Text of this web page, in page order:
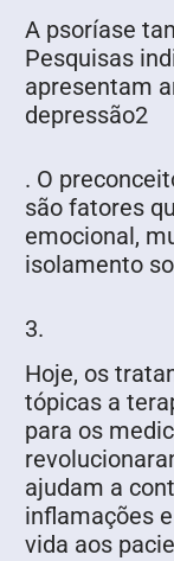
A psoríase
Pesquisas
apresentam
depressão2
. O
são fatores
emocional,
isolamento
3.
Hoje, os
tópicas a
para os
ajudam a
inflamações
vida aos